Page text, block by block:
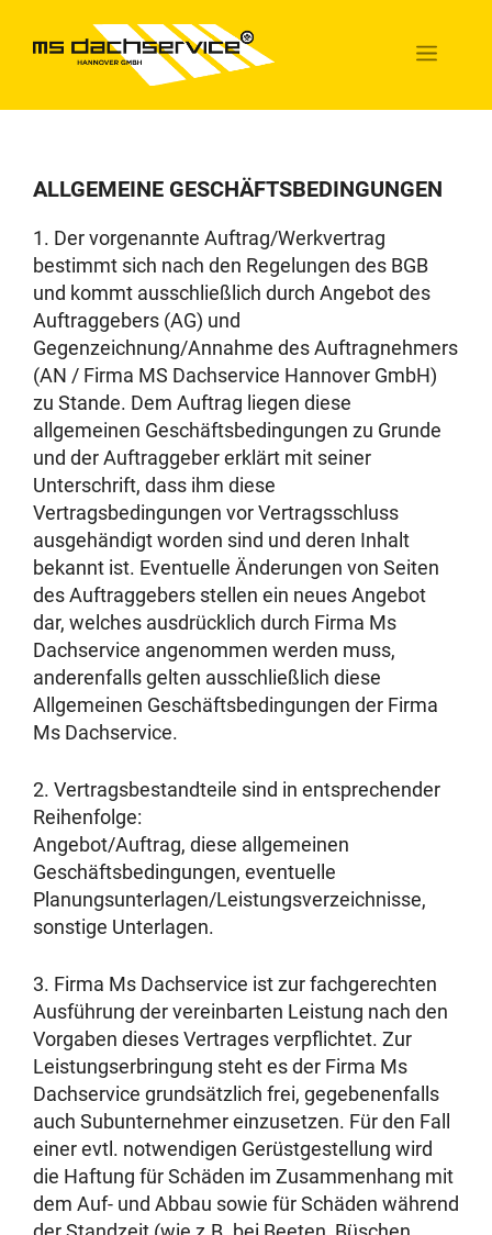
Inhalt
Menü
ALLGEMEINE GESCHÄFTSBEDINGUNGEN
1. Der vorgenannte Auftrag/Werkvertrag
bestimmt sich nach den Regelungen des BGB
und kommt ausschließlich durch Angebot des
Auftraggebers (AG) und
Gegenzeichnung/Annahme des Auftragnehmers
(AN / Firma MS Dachservice Hannover GmbH)
zu Stande. Dem Auftrag liegen diese
allgemeinen Geschäftsbedingungen zu Grunde
und der Auftraggeber erklärt mit seiner
Unterschrift, dass ihm diese
Vertragsbedingungen vor Vertragsschluss
ausgehändigt worden sind und deren Inhalt
bekannt ist. Eventuelle Änderungen von Seiten
des Auftraggebers stellen ein neues Angebot
dar, welches ausdrücklich durch Firma Ms
Dachservice angenommen werden muss,
anderenfalls gelten ausschließlich diese
Allgemeinen Geschäftsbedingungen der Firma
Ms Dachservice.
2. Vertragsbestandteile sind in entsprechender
Reihenfolge:
Angebot/Auftrag, diese allgemeinen
Geschäftsbedingungen, eventuelle
Planungsunterlagen/Leistungsverzeichnisse,
sonstige Unterlagen.
3. Firma Ms Dachservice ist zur fachgerechten
Ausführung der vereinbarten Leistung nach den
Vorgaben dieses Vertrages verpflichtet. Zur
Leistungserbringung steht es der Firma Ms
Dachservice grundsätzlich frei, gegebenenfalls
auch Subunternehmer einzusetzen. Für den Fall
einer evtl. notwendigen Gerüstgestellung wird
die Haftung für Schäden im Zusammenhang mit
dem Auf- und Abbau sowie für Schäden während